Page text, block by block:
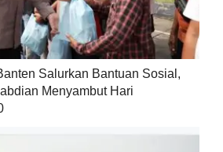
Salurkan Bantuan Sosial,
Menyambut Hari